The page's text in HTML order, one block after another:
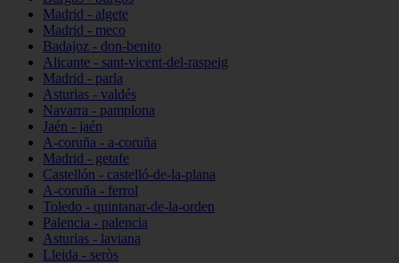
Madrid - algete
Madrid - meco
Badajoz - don-benito
Alicante - sant-vicent-del-raspeig
Madrid - parla
Asturias - valdés
Navarra - pamplona
Jaén - jaén
A-coruña - a-coruña
Madrid - getafe
Castellón - castelló-de-la-plana
A-coruña - ferrol
Toledo - quintanar-de-la-orden
Palencia - palencia
Asturias - laviana
Lleida - seròs